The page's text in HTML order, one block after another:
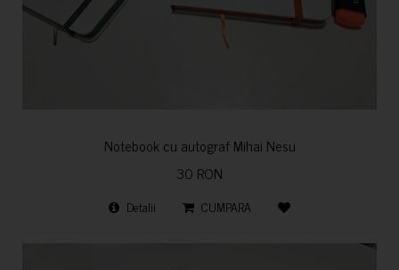
Notebook cu autograf Mihai Nesu
30 RON
Detalii CUMPARA